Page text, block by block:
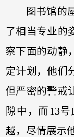
图书馆的
了相当专业的
察下面的动静
定计划，他们
但严密的警戒
隙中，而13
越，尽情展示